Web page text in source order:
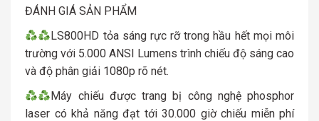
ĐÁNH GIÁ SẢN PHẨM
LS800HD tỏa sáng rực rỡ trong hầu hết mọi môi
trường với 5.000 ANSI Lumens trình chiếu độ sáng cao
và độ phân giải 1080p rõ nét.
Máy chiếu được trang bị công nghệ phosphor
laser có khả năng đạt tới 30.000 giờ chiếu miễn phí